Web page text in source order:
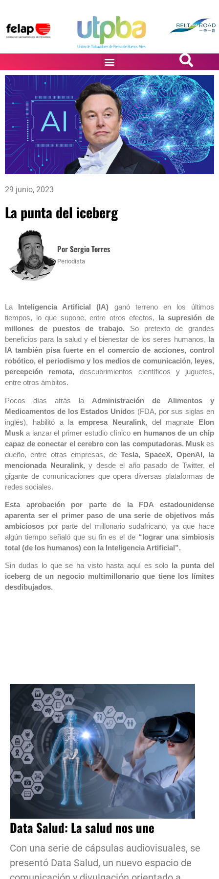
29 junio, 2023
La punta del iceberg
Por Sergio Torres
Periodista
La Inteligencia Artificial (IA) ganó terreno en los últimos
tiempos, lo que supone, entre otros efectos, la supresión de
millones de puestos de trabajo. So pretexto de grandes
beneficios para la salud y el bienestar de los seres humanos, la
IA también pisa fuerte en el comercio de acciones, control
robótico, el periodismo y los medios de comunicación, leyes,
percepción remota, descubrimientos científicos y juguetes,
entre otros ámbitos.
Pocos días atrás la Administración de Alimentos y
Medicamentos de los Estados Unidos (FDA, por sus siglas en
inglés), habilitó a la empresa Neuralink, del magnate Elon
Musk a lanzar el primer estudio clínico en humanos de un chip
capaz de conectar el cerebro con las computadoras. Muskes
dueño, entre otras empresas, deTesla, SpaceX, OpenAI, la
mencionada Neuralink, y desde el año pasado de Twitter, el
gigante de comunicaciones que opera diversas plataformas de
redes sociales.
Esta aprobación por parte de la FDA estadounidense
aparenta ser el primer paso de una serie de objetivos más
ambiciosos por parte del millonario sudafricano, ya que hace
algún tiempo señaló que su fin es el de “lograr una simbiosis
total (de los humanos) con la Inteligencia Artificial”.
Sin dudas lo que se ha visto hasta aquí es solo la punta del
iceberg de un negocio multimillonario que tiene los límites
desdibujados.
Data Salud: La salud nos une
Con una serie de cápsulas audiovisuales, se
presentó Data Salud, un nuevo espacio de